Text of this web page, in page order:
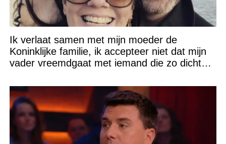
Ik verlaat samen met mijn moeder de
Koninklijke familie, ik accepteer niet dat mijn
vader vreemdgaat met iemand die zo dichtbij